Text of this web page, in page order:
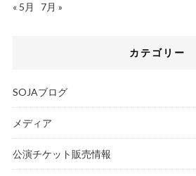
« 5月
7月 »
カテゴリー
SOJAブログ
メディア
公演チケット販売情報